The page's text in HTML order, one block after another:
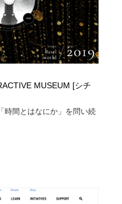
MUSEUM [シチ
時間とはなにか」を問い続